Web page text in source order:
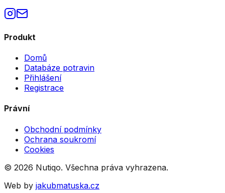
Produkt
Domů
Databáze potravin
Přihlášení
Registrace
Právní
Obchodní podmínky
Ochrana soukromí
Cookies
© 2026 Nutiqo. Všechna práva vyhrazena.
Web by jakubmatuska.cz